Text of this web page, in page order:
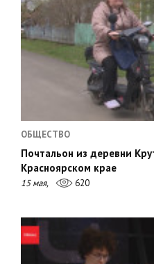
ОБЩЕСТВО
Почтальон из деревни
Красноярском крае
15 мая, 620